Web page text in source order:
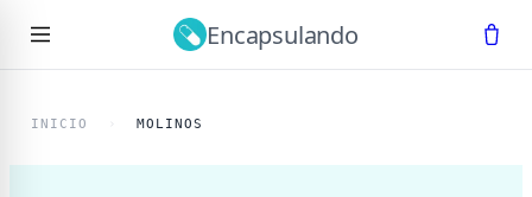
Encapsulando
INICIO MOLINOS